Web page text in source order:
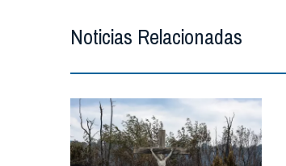
Noticias Relacionadas